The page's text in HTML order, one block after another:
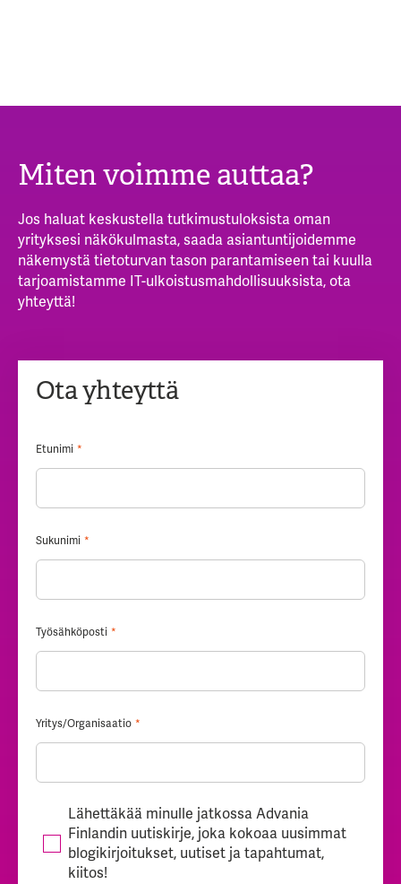
Miten voimme auttaa?
Jos haluat keskustella tutkimustuloksista oman
yrityksesi näkökulmasta, saada asiantuntijoidemme
näkemystä tietoturvan tason parantamiseen tai kuulla
tarjoamistamme IT-ulkoistusmahdollisuuksista, ota
yhteyttä!
Ota yhteyttä
Etunimi *
Sukunimi *
Työsähköposti *
Yritys/Organisaatio *
Lähettäkää minulle jatkossa Advania
Finlandin uutiskirje, joka kokoaa uusimmat
blogikirjoitukset, uutiset ja tapahtumat,
kiitos!